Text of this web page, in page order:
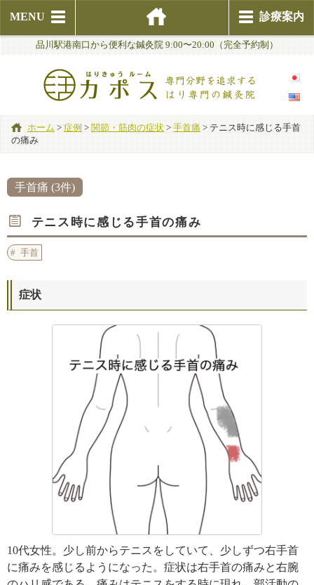
MENU 診療案内
品川駅港南口から便利な鍼灸院 9:00〜20:00（完全予約制）
ホーム > 症例 > 関節・筋肉の症状 > 手首痛 > テニス時に感じる手首
の痛み
手首痛 (3件)
テニス時に感じる手首の痛み
手首
症状
10代女性。少し前からテニスをしていて、少しずつ右手首
に痛みを感じるようになった。症状は右手首の痛みと右腕